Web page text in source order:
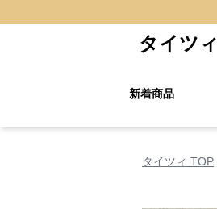
タイツィ
新着商品
タイツィ TOP